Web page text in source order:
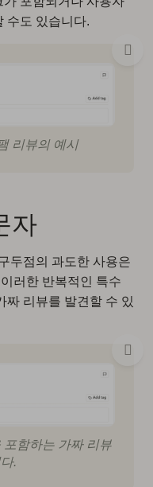
수도 있습니다.
리뷰의 예시
자
두점의 과도한 사용은
러한 반복적인 특수
짜 리뷰를 발견할 수 있
포함하는 가짜 리뷰
.